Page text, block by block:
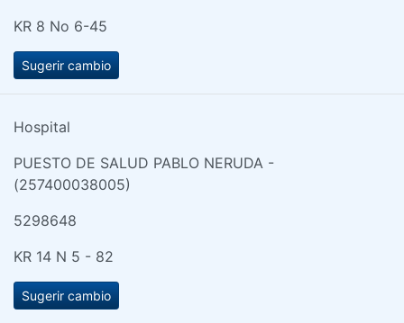
KR 8 No 6-45
Sugerir cambio
Hospital
PUESTO DE SALUD PABLO NERUDA -
(257400038005)
5298648
KR 14 N 5 - 82
Sugerir cambio